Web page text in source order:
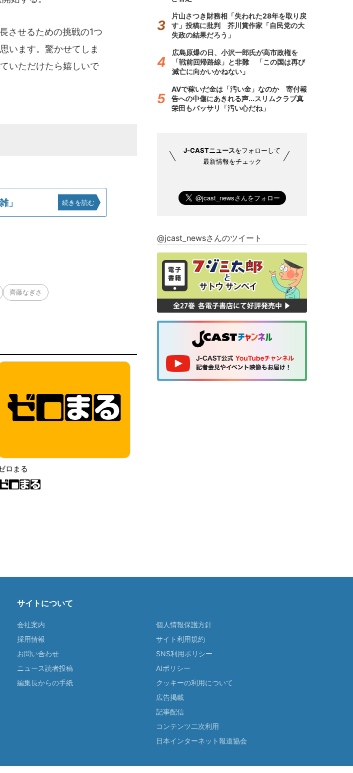
させるための挑戦の1つ
います。驚かせてしま
いただけたら嬉しいで
」 続きを読む
齊藤なぎさ
ロまる
片山さつき財務相「失われた28年を取り戻
す」投稿に批判 芥川賞作家「自民党の大
失政の結果だろう」
広島原爆の日、小沢一郎氏が高市政権を
「戦前回帰路線」と非難 「この国は再び
滅亡に向かいかねない」
AVで稼いだ金は「汚い金」なのか 寄付報
告への中傷にあきれる声...スリムクラブ真
栄田もバッサリ「汚い心だね」
J-CASTニュースをフォローして
最新情報をチェック
@jcast_newsさんのツイート
サイトについて
会社案内
採用情報
お問い合わせ
ニュース読者投稿
編集長からの手紙
個人情報保護方針
サイト利用規約
SNS利用ポリシー
AIポリシー
クッキーの利用について
広告掲載
記事配信
コンテンツ二次利用
日本インターネット報道協会